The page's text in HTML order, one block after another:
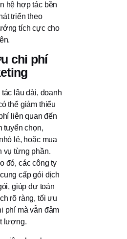
hệ hợp tác bền
triển theo
tích cực cho
chi phí
lâu dài, doanh
thể giảm thiểu
liên quan đến
tuyển chọn,
lẻ, hoặc mua
vụ từng phần.
đó, các công ty
cấp gói dịch
giúp dự toán
rõ ràng, tối ưu
phí mà vẫn đảm
lượng.